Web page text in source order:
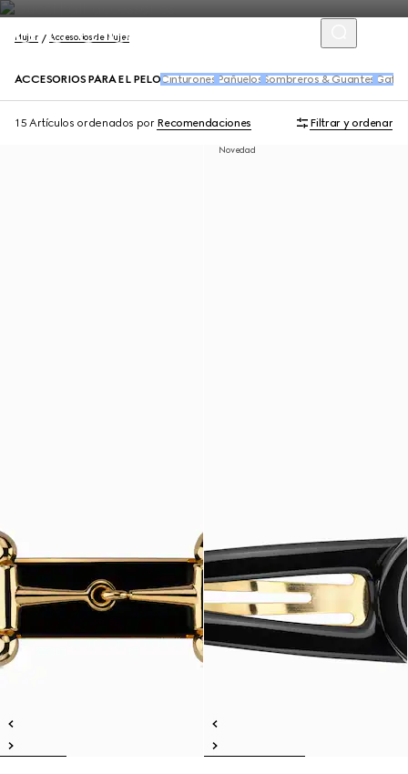
Mujer Accesorios de Mujer
ACCESORIOS PARA EL PELO Cinturones Pañuelos Sombreros & Guantes Gafas
15 Artículos ordenados por Recomendaciones Filtrar y ordenar
Novedad